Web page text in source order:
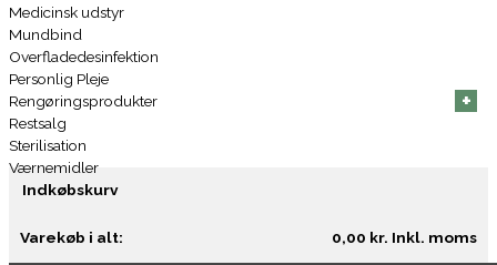
Medicinsk udstyr
Mundbind
Overfladedesinfektion
Personlig Pleje
Rengøringsprodukter
+
+
+
Restsalg
Sterilisation
Værnemidler
Indkøbskurv
Varekøb i alt: 0,00 kr. Inkl. moms